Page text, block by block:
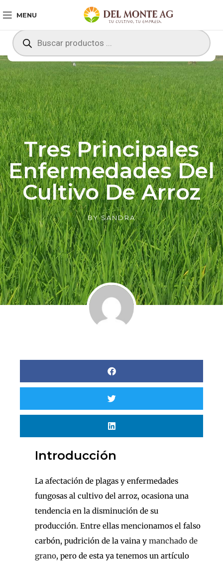
MENU
Tres Principales
Enfermedades Del
Cultivo De Arroz
BYSANDRA
Introducción
La afectación de plagas y enfermedades
fungosas al cultivo del arroz, ocasiona una
tendencia en la disminución de su
producción. Entre ellas mencionamos el falso
carbón, pudrición de la vaina y manchado de
grano, pero de esta ya tenemos un artículo